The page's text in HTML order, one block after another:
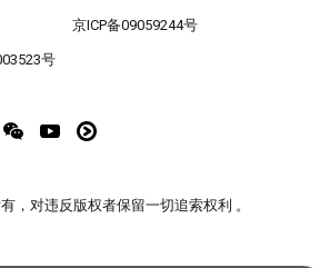
京ICP备09059244号
号
，对违反版权者保留一切追索权利 。